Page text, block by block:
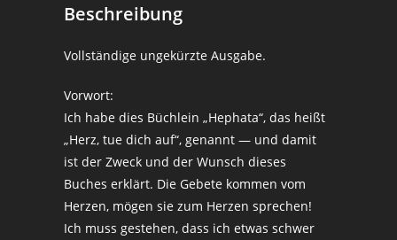
Beschreibung
Vollständige ungekürzte Ausgabe.
Vorwort:
Ich habe dies Büchlein „Hephata“, das heißt
„Herz, tue dich auf“, genannt — und damit
ist der Zweck und der Wunsch dieses
Buches erklärt. Die Gebete kommen vom
Herzen, mögen sie zum Herzen sprechen!
Ich muss gestehen, dass ich etwas schwer